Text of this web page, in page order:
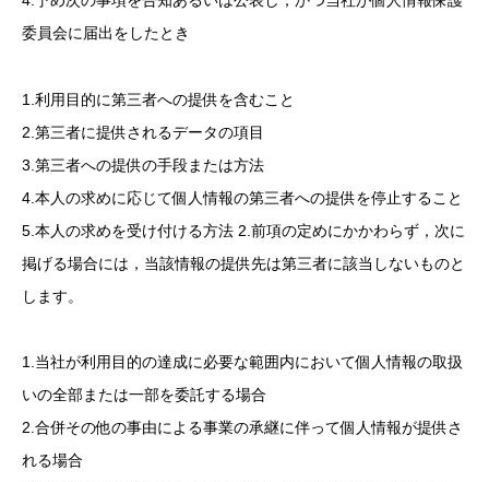
委員会に届出をしたとき
1.利用目的に第三者への提供を含むこと
2.第三者に提供されるデータの項目
3.第三者への提供の手段または方法
4.本人の求めに応じて個人情報の第三者への提供を停止すること
5.本人の求めを受け付ける方法 2.前項の定めにかかわらず，次に
掲げる場合には，当該情報の提供先は第三者に該当しないものと
します。
1.当社が利用目的の達成に必要な範囲内において個人情報の取扱
いの全部または一部を委託する場合
2.合併その他の事由による事業の承継に伴って個人情報が提供さ
れる場合